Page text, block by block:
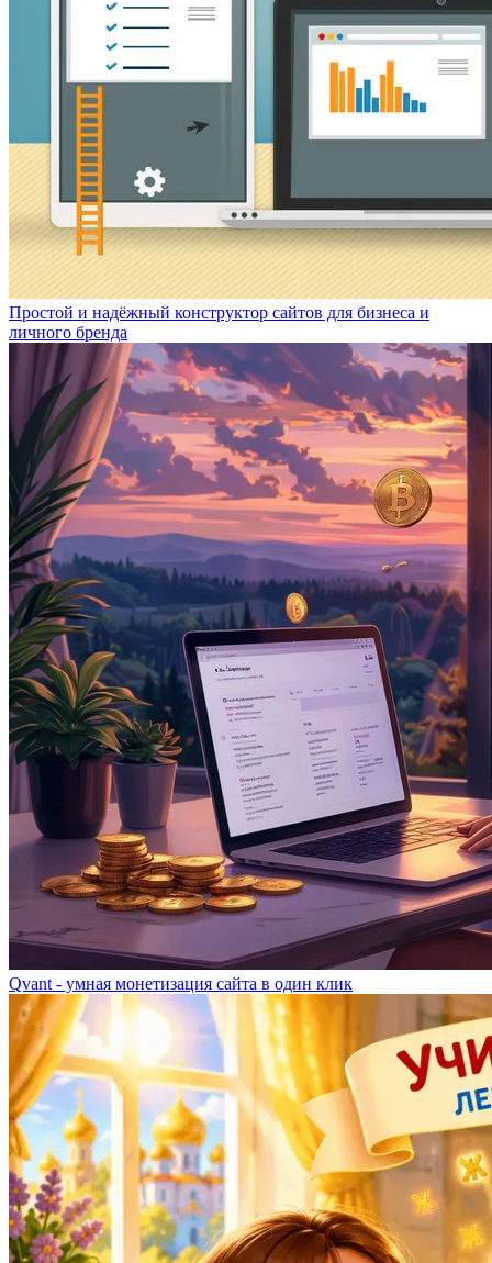
Простой и надёжный конструктор сайтов для бизнеса и
личного бренда
Qvant - умная монетизация сайта в один клик